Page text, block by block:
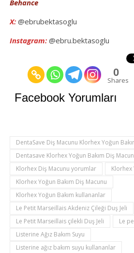
Behance
X: @ebrubektasoglu
Instagram: @ebru.bektasoglu
0
Shares
Facebook Yorumları
DentaSave Diş Macunu Klorhex Yoğun
Dentasave Klorhex Yoğun Bakım Diş
Klorhex Diş Macunu yorumlar
Klorhex
Klorhex Yoğun Bakım Diş Macunu
Klorhex Yoğun Bakım kullananlar
Le Petit Marseillais Akdeniz Çileği Duş Jeli
Le Petit Marseillais çilekli Duş Jeli
Le
Listerine Ağız Bakım Suyu
Listerine ağız bakım suyu kullananlar